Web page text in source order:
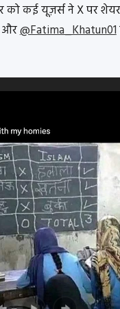
कई यूज़र्स ने X पर
@Fatima_Khatun01